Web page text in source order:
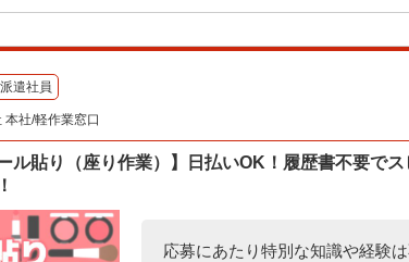
派遣社員
本社/軽作業窓口
ル貼り（座り作業）】日払いOK！履歴書不要で
応募にあたり特別な知識や経験